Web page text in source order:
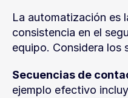
La automatización es
consistencia en el
equipo. Considera los
Secuencias de
ejemplo efectivo